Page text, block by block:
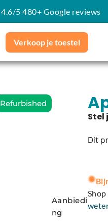
4.6/5 480+ Google reviews
Verkoop je toestel
Refurbished
Aanbiedi
ng
Dit
l
t
e